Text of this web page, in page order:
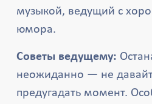
музыкой, ведущий с
юмора.
Советы ведущему:
неожиданно — не
предугадать момент.